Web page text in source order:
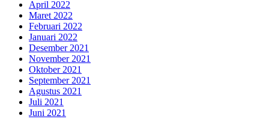
April 2022
Maret 2022
Februari 2022
Januari 2022
Desember 2021
November 2021
Oktober 2021
September 2021
Agustus 2021
Juli 2021
Juni 2021